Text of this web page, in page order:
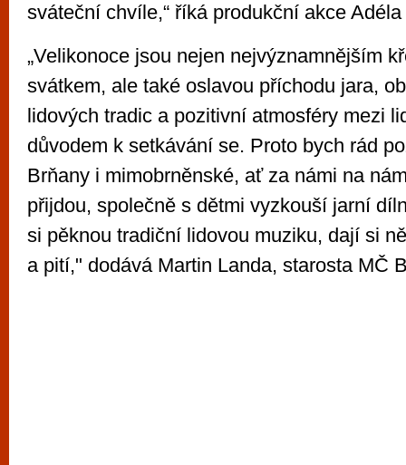
sváteční chvíle,“ říká produkční akce
„Velikonoce jsou nejen nejvýznamnějším
svátkem, ale také oslavou příchodu jara,
lidových tradic a pozitivní atmosféry mezi
důvodem k setkávání se. Proto bych rád
Brňany i mimobrněnské, ať za námi na
přijdou, společně s dětmi vyzkouší jarní
si pěknou tradiční lidovou muziku, dají si
a pití," dodává Martin Landa, starosta MČ